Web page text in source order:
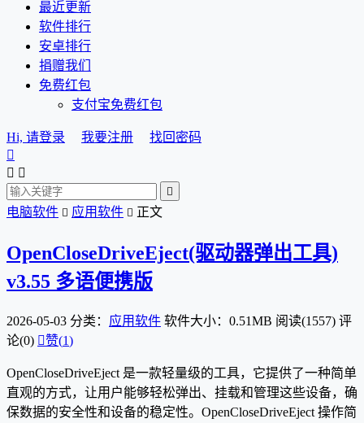
最近更新
软件排行
安卓排行
捐赠我们
免费红包
支付宝免费红包
Hi, 请登录 我要注册
找回密码

 

电脑软件  应用软件  正文
OpenCloseDriveEject(驱动器弹出工具)
v3.55 多语便携版
2026-05-03 分类： 应用软件 软件大小：0.51MB 阅读(1557) 评
论(0) 赞(1)
OpenCloseDriveEject 是一款轻量级的工具，它提供了一种简单
直观的方式，让用户能够轻松弹出、挂载和管理这些设备，确
保数据的安全性和设备的稳定性。OpenCloseDriveEject 操作简